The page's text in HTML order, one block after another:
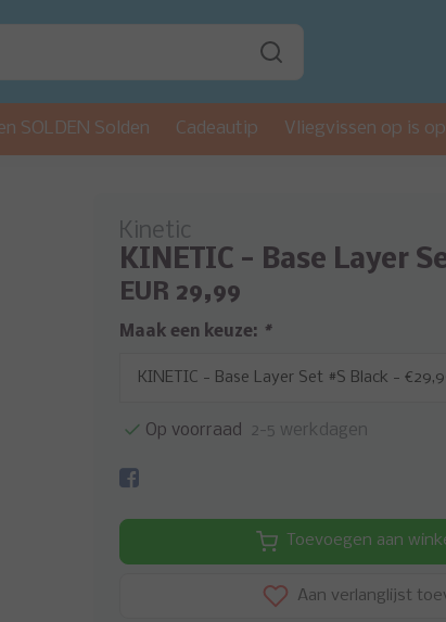
SOLDEN Solden Cadeautip Vliegvissen op is op
Kinetic
KINETIC - Base Layer
EUR 29,99
Maak een keuze: *
Op voorraad 2-5 werkdagen
Toevoegen aan
Aan verlanglijst